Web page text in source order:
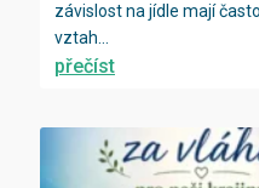
závislost na jídle mají
vztah...
přečíst